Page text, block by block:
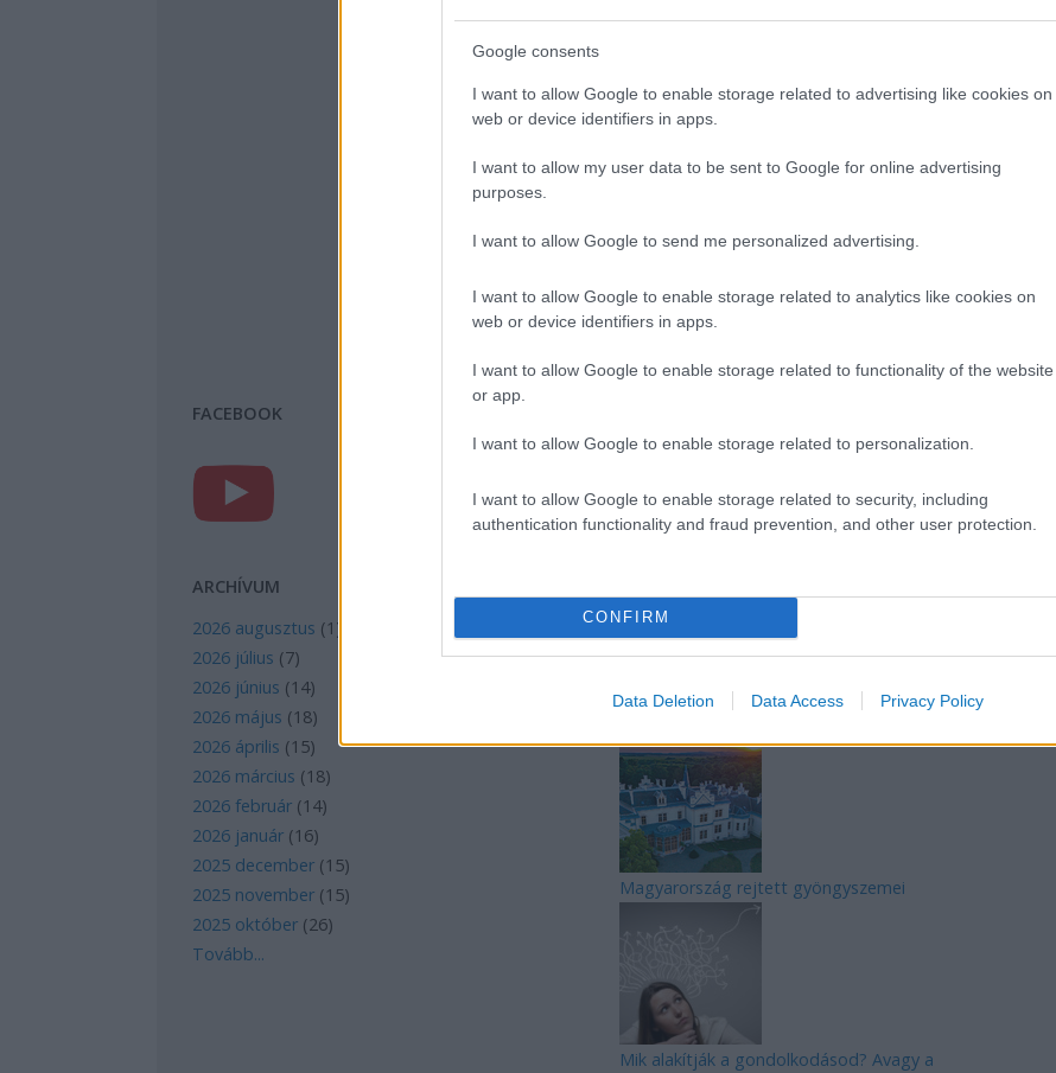
Google consents
I want to allow Google to enable storage related to advertising like cookies on
web or device identifiers in apps.
I want to allow my user data to be sent to Google for online advertising
purposes.
I want to allow Google to send me personalized advertising.
I want to allow Google to enable storage related to analytics like cookies on
web or device identifiers in apps.
I want to allow Google to enable storage related to functionality of the website
or app.
I want to allow Google to enable storage related to personalization.
I want to allow Google to enable storage related to security, including
authentication functionality and fraud prevention, and other user protection.
CONFIRM
Data Deletion Data Access Privacy Policy
FACEBOOK
ARCHÍVUM
2026 augusztus (1 )
2026 július (7)
2026 június (14)
2026 május (18)
2026 április (15)
2026 március (18)
2026 február (14)
2026 január (16)
2025 december (15)
2025 november (15)
2025 október (26)
Tovább...
LEGFRISSEBB
A közlekedés mérföldkövei
A Közép-Mediterrán útvonal, A Darién-régió
Manaus: a dzsungel szívének városa
Magyarország rejtett gyöngyszemei
Mik alakítják a gondolkodásod? Avagy a